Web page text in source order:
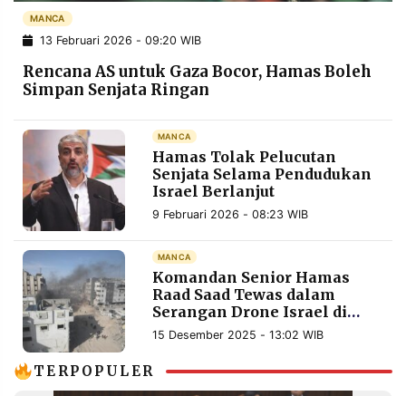
INFORMASI
IKLAN
PENGADUAN TERM
OF
SERVICE
IKUTI
KAMI
©
PT.
RESOLUSI
MEDIA
PRAMUDITA
MANCA
13 Februari 2026 - 09:20 WIB
Rencana AS untuk Gaza Bocor, Hamas Boleh
Simpan Senjata Ringan
MANCA
Hamas Tolak Pelucutan
Senjata Selama Pendudukan
Israel Berlanjut
9 Februari 2026 - 08:23 WIB
MANCA
Komandan Senior Hamas
Raad Saad Tewas dalam
Serangan Drone Israel di
Gaza
15 Desember 2025 - 13:02 WIB
TERPOPULER